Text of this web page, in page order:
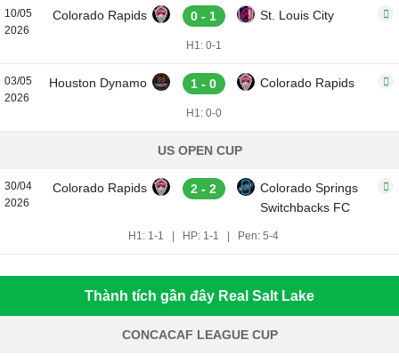
10/05
2026
Colorado Rapids 0 - 1 St. Louis City
H1: 0-1
03/05
2026
Houston Dynamo 1 - 0 Colorado Rapids
H1: 0-0
US OPEN CUP
30/04
2026
Colorado Rapids 2 - 2
Colorado Springs
Switchbacks FC
H1: 1-1 HP: 1-1 Pen: 5-4
Thành tích gần đây Real Salt Lake
CONCACAF LEAGUE CUP